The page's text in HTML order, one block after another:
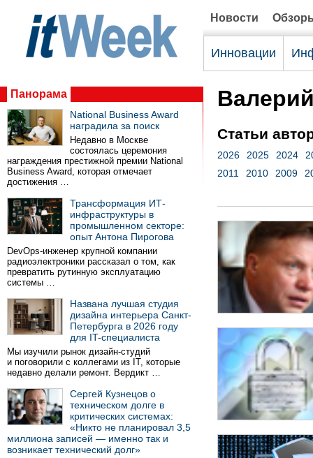
Новости
Инновации
Панорама
National Business Award
наградила за поиск
Недавно в Москве
состоялась церемония
награждения престижной премии National
Business Award, которая отмечает
достижения …
Трансформация ИТ-
инфраструктуры в
промышленном секторе:
опыт Антона Пирогова
DevOps-инженер крупной компании
радиоэлектроники рассказал о том, как
превратить рутинную эксплуатацию
системы …
Названа лучшая студия
дизайна интерьера Санкт-
Петербурга в 2026 году
для IT-специалиста
Мы изучили рынок дизайн-студий
и поговорили с коллегами из IT, которые
недавно делали ремонт. Вердикт …
Сергей Кузнецов о
техническом долге в
критических системах:
«Никто не планировал 3,5
миллиона записей — именно так и
возникает технический долг»
Статьи
2026 2025 2024
2011
2010 2009